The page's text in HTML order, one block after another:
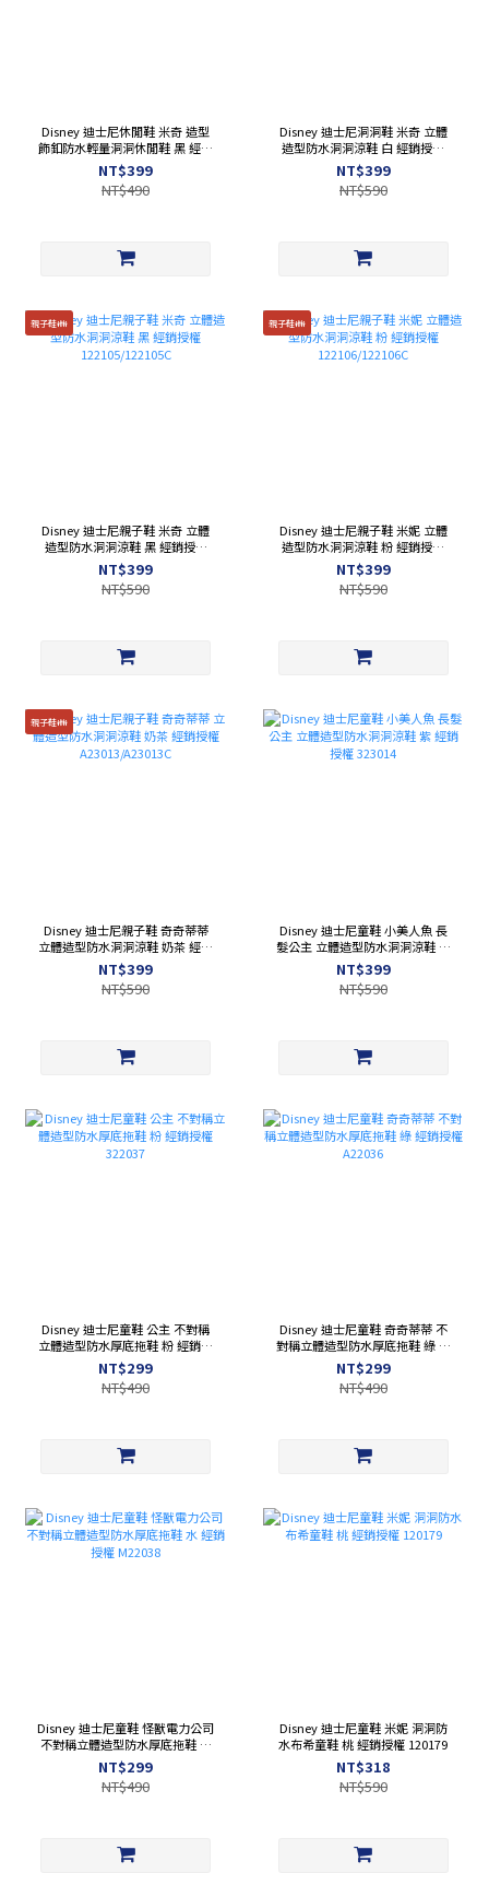
Disney 迪士尼休閒鞋 米奇 造型
飾釦防水輕量洞洞休閒鞋 黑 經銷
授權 122602
NT$399
NT$490
Disney 迪士尼洞洞鞋 米奇 立體
造型防水洞洞涼鞋 白 經銷授權
122105
NT$399
NT$590
親子鞋👪
Disney 迪士尼親子鞋 米奇 立體
造型防水洞洞涼鞋 黑 經銷授權
122105/122105C
NT$399
NT$590
親子鞋👪
Disney 迪士尼親子鞋 米妮 立體
造型防水洞洞涼鞋 粉 經銷授權
122106/122106C
NT$399
NT$590
親子鞋👪
Disney 迪士尼親子鞋 奇奇蒂蒂
立體造型防水洞洞涼鞋 奶茶 經銷
授權 A23013/A23013C
NT$399
NT$590
Disney 迪士尼童鞋 小美人魚 長
髮公主 立體造型防水洞洞涼鞋 紫
經銷授權 323014
NT$399
NT$590
Disney 迪士尼童鞋 公主 不對稱
立體造型防水厚底拖鞋 粉 經銷授
權 322037
NT$299
NT$490
Disney 迪士尼童鞋 奇奇蒂蒂 不
對稱立體造型防水厚底拖鞋 綠 經
銷授權 A22036
NT$299
NT$490
Disney 迪士尼童鞋 怪獸電力公司
不對稱立體造型防水厚底拖鞋 水
經銷授權 M22038
NT$299
NT$490
Disney 迪士尼童鞋 米妮 洞洞防
水布希童鞋 桃 經銷授權 120179
NT$318
NT$590